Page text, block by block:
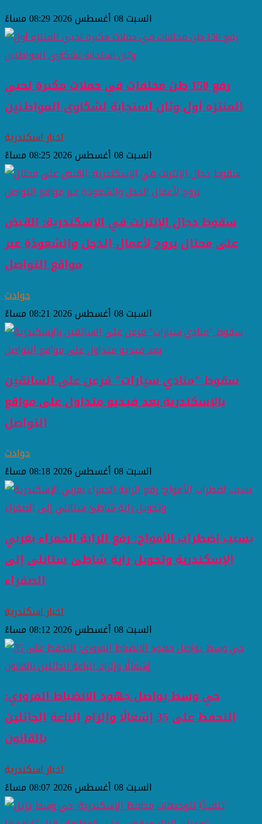
السبت 08 أغسطس 2026 08:29 مساءً
رفع 150 طن مخلفات في حملات مكبرة لحيي
المنتزه أول وثان استجابة لشكاوى المواطنين
اخبار اسكندرية
السبت 08 أغسطس 2026 08:25 مساءً
سقوط دجال الإنترنت في الإسكندرية: القبض
على محتال يروج لأعمال الدجل والشعوذة عبر
مواقع التواصل
حوادث
السبت 08 أغسطس 2026 08:21 مساءً
سقوط "منادي سيارات" فرعن على السائقين
بالإسكندرية بعد فيديو متداول على مواقع
التواصل
حوادث
السبت 08 أغسطس 2026 08:18 مساءً
بسبب اضطراب الأمواج: رفع الراية الحمراء بغربي
الإسكندرية وتحويل راية شاطئ ستانلي إلى
الصفراء
اخبار اسكندرية
السبت 08 أغسطس 2026 08:12 مساءً
حي وسط يواصل جهود الانضباط المروري:
التحفظ على 35 إشغالًا وإلزام الباعة الجائلين
بالقانون
اخبار اسكندرية
السبت 08 أغسطس 2026 08:07 مساءً